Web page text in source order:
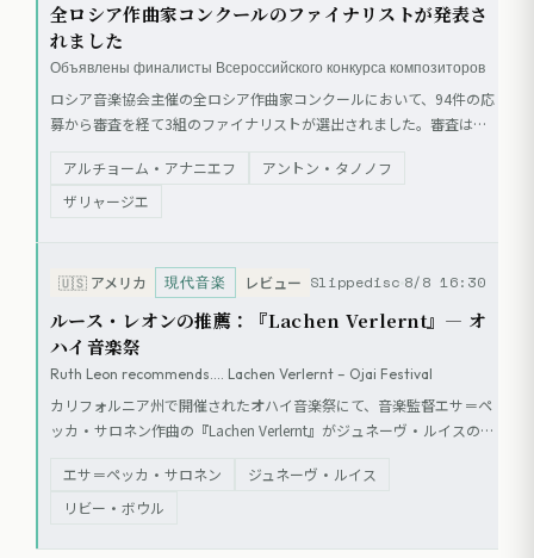
全ロシア作曲家コンクールのファイナリストが発表さ
れました
Объявлены финалисты Всероссийского конкурса композиторов
ロシア音楽協会主催の全ロシア作曲家コンクールにおいて、94件の応
募から審査を経て3組のファイナリストが選出されました。審査は匿
力が評価されました。今後、ファイナリストは専門家による指導を受
けながら作品を完成させます。
アルチョーム・アナニエフ
アントン・タノノフ
ザリャージエ
🇺🇸 アメリカ 現代音楽 レビュー Slippedisc 8/8 16:30
ルース・レオンの推薦：『Lachen Verlernt』― オ
ハイ音楽祭
Ruth Leon recommends…. Lachen Verlernt – Ojai Festival
カリフォルニア州で開催されたオハイ音楽祭にて、音楽監督エサ＝ペ
ッカ・サロネン作曲の『Lachen Verlernt』がジュネーヴ・ルイスの演
クの『月に憑かれたピエロ』からの引用であり、演奏家という「真面
目な道化」のメタファーであると述べている。
エサ＝ペッカ・サロネン
ジュネーヴ・ルイス
リビー・ボウル